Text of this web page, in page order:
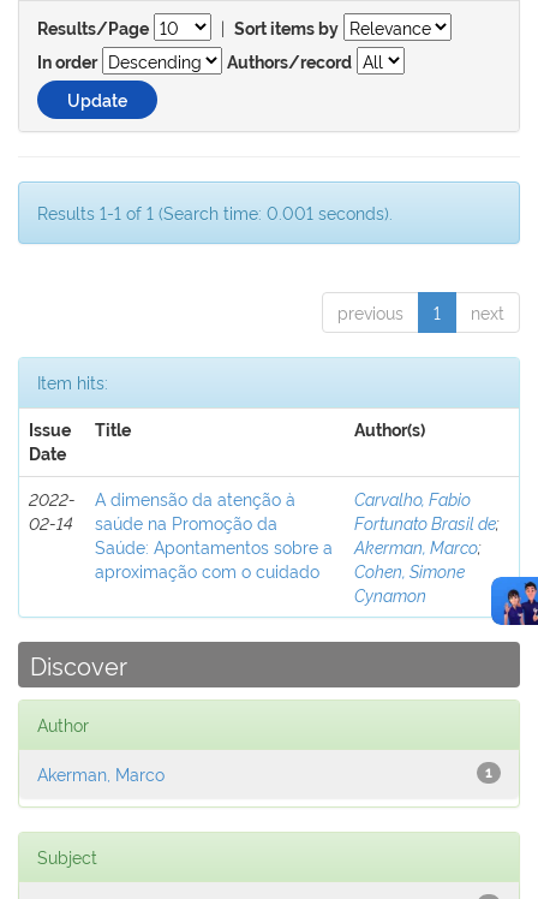
Results/Page | Sort items by
In order
Authors/record
Results 1-1 of 1 (Search time: 0.001 seconds).
previous 1 next
Item hits:
Issue
Date
Title Author(s)
2022-
02-14
A dimensão da atenção à
saúde na Promoção da
Saúde: Apontamentos sobre a
aproximação com o cuidado
Carvalho, Fabio
Fortunato Brasil de;
Akerman, Marco;
Cohen, Simone
Cynamon
Discover
Author
1
Akerman, Marco
Subject